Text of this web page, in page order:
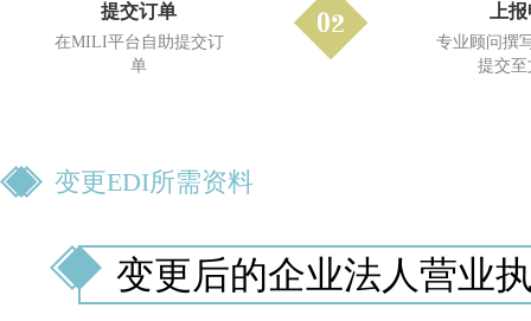
提交订单
在MILI平台自助提交订
单
上
专业顾问撰
提交
EDI
变更 所需资料
变更后的企业法人营业